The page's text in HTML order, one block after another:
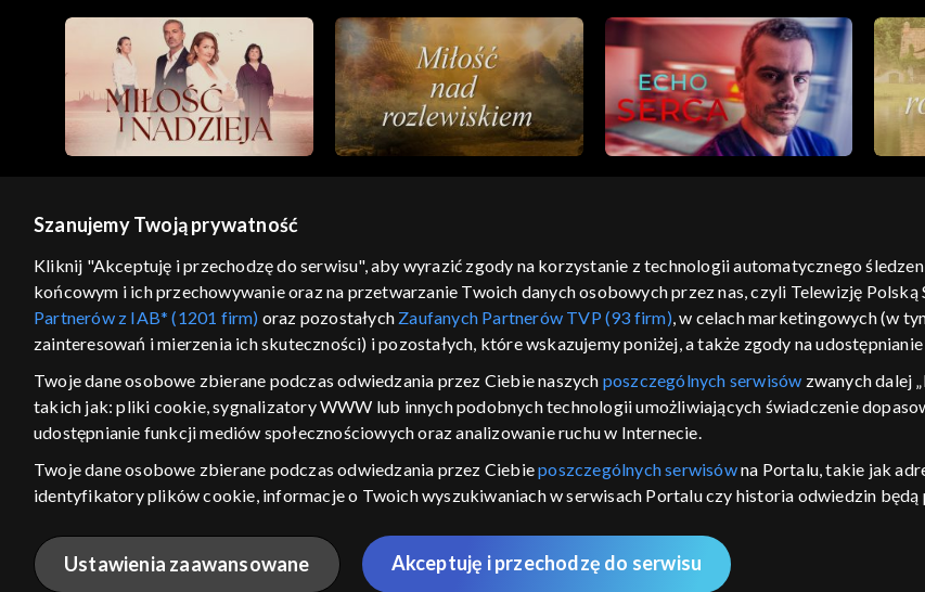
GEOLOKALIZACJA
ŁĄCZYSZ SIĘ SPOZA POLSKI
Kraj, z którego się łączysz, to Stany Zjednoczone ,
w związku z czym część tytułów na platformie TVP
materiały możesz obejrzeć.
regulamin serwisu cennik polityka prywatności moje zgody pomoc kontakt voucher
Szanujemy Twoją prywatność
Kliknij "Akceptuję i przechodzę do serwisu", aby wyrazić zgody na korzystanie z technologii automatycznego
końcowym i ich przechowywanie oraz na przetwarzanie Twoich danych osobowych przez nas, czyli Telewizję Polską
Partnerów z IAB* (1201 firm) oraz pozostałych Zaufanych Partnerów TVP (93 firm), w celach marketingowych (w
zainteresowań i mierzenia ich skuteczności) i pozostałych, które wskazujemy poniżej, a także zgody na
Twoje dane osobowe zbierane podczas odwiedzania przez Ciebie naszych poszczególnych serwisów zwanych dalej
takich jak: pliki cookie, sygnalizatory WWW lub innych podobnych technologii umożliwiających świadczenie
udostępnianie funkcji mediów społecznościowych oraz analizowanie ruchu w Internecie.
Twoje dane osobowe zbierane podczas odwiedzania przez Ciebieposzczególnych serwisówna Portalu, takie jak
identyfikatory plików cookie, informacje o Twoich wyszukiwaniach w serwisach Portalu czy historia odwiedzin będą
wyboru spersonalizowanych reklam, tworzenia profilu spersonalizowanych reklam, tworzenia profilu
wydajności reklam, pomiaru wydajności treści, stosowania badań rynkowych w celu generowania opinii odbiorców,
Ustawienia zaawansowane Akceptuję i przechodzę do serwisu